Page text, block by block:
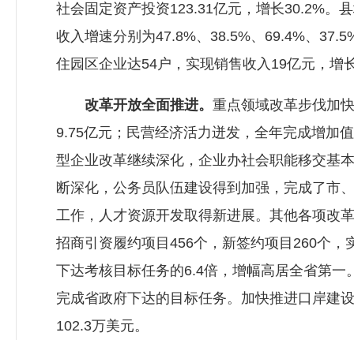
社会固定资产投资123.31亿元，增长30.2%。
收入增速分别为47.8%、38.5%、69.4%、
住园区企业达54户，实现销售收入19亿元，增
改革开放全面推进。 重点领域改革步伐加
9.75亿元；民营经济活力迸发，全年完成增加
型企业改革继续深化，企业办社会职能移交基
断深化，公务员队伍建设得到加强，完成了市
工作，人才资源开发取得新进展。其他各项改
招商引资履约项目456个，新签约项目260个
下达考核目标任务的6.4倍，增幅高居全省第
完成省政府下达的目标任务。加快推进口岸建
102.3万美元。